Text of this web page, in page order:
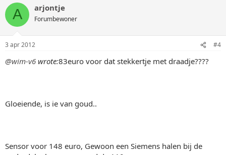
A arjontje
Forumbewoner
3 apr 2012 #4
@wim-v6 wrote:83euro voor dat stekkertje met draadje????
Gloeiende, is ie van goud..
Sensor voor 148 euro, Gewoon een Siemens halen bij de